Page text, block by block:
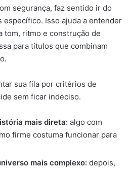
segurança, faz sentido ir do
específico. Isso ajuda a entender
tom, ritmo e construção de
para títulos que combinam
sua fila por critérios de
sem ficar indeciso.
mais direta: algo com
firme costuma funcionar para
mais complexo: depois,